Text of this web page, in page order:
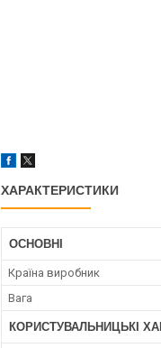
ХАРАКТЕРИСТИКИ
ОСНОВНІ
Країна виробник
Вага
КОРИСТУВАЛЬНИЦЬКІ